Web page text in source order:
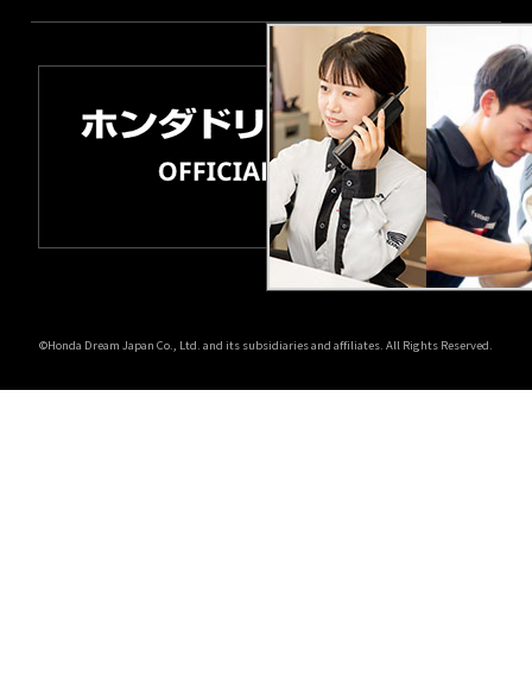
©Honda Dream Japan Co., Ltd. and its subsidiaries and affiliates. All Rights Reserved.